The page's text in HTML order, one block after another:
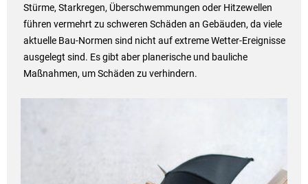
Stürme, Starkregen, Überschwemmungen oder Hitzewellen
führen vermehrt zu schweren Schäden an Gebäuden, da viele
aktuelle Bau-Normen sind nicht auf extreme Wetter-Ereignisse
ausgelegt sind. Es gibt aber planerische und bauliche
Maßnahmen, um Schäden zu verhindern.